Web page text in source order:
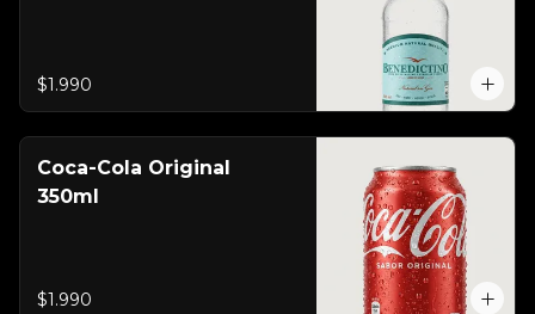
$1.990
Coca-Cola Original
350ml
$1.990